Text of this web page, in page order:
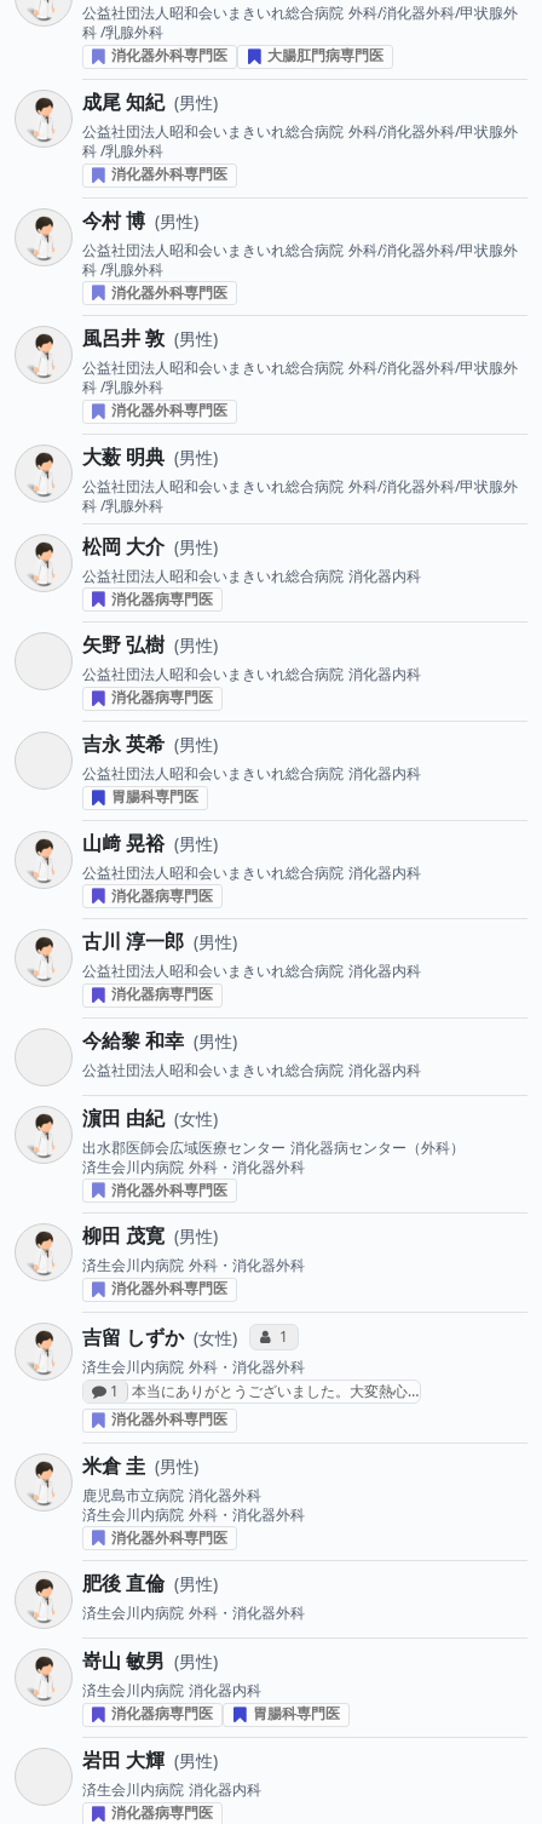
公益社団法人昭和会いまきいれ総合病院 外科/消化器外科/甲状腺外
科 /乳腺外科
消化器外科専門医
大腸肛門病専門医
成尾 知紀 男性
公益社団法人昭和会いまきいれ総合病院 外科/消化器外科/甲状腺外
科 /乳腺外科
消化器外科専門医
今村 博 男性
公益社団法人昭和会いまきいれ総合病院 外科/消化器外科/甲状腺外
科 /乳腺外科
消化器外科専門医
風呂井 敦 男性
公益社団法人昭和会いまきいれ総合病院 外科/消化器外科/甲状腺外
科 /乳腺外科
消化器外科専門医
大薮 明典 男性
公益社団法人昭和会いまきいれ総合病院 外科/消化器外科/甲状腺外
科 /乳腺外科
松岡 大介 男性
公益社団法人昭和会いまきいれ総合病院 消化器内科
消化器病専門医
矢野 弘樹 男性
公益社団法人昭和会いまきいれ総合病院 消化器内科
消化器病専門医
吉永 英希 男性
公益社団法人昭和会いまきいれ総合病院 消化器内科
胃腸科専門医
山﨑 晃裕 男性
公益社団法人昭和会いまきいれ総合病院 消化器内科
消化器病専門医
古川 淳一郎 男性
公益社団法人昭和会いまきいれ総合病院 消化器内科
消化器病専門医
今給黎 和幸 男性
公益社団法人昭和会いまきいれ総合病院 消化器内科
濵田 由紀 女性
出水郡医師会広域医療センター 消化器病センター（外科）
済生会川内病院 外科・消化器外科
消化器外科専門医
柳田 茂寛 男性
済生会川内病院 外科・消化器外科
消化器外科専門医
吉留 しずか 女性 コミュニケーション・タイプ投票数
1
済生会川内病院 外科・消化器外科
感想投稿数
1
本当にありがとうございました。大変熱心…
消化器外科専門医
米倉 圭 男性
鹿児島市立病院 消化器外科
済生会川内病院 外科・消化器外科
消化器外科専門医
肥後 直倫 男性
済生会川内病院 外科・消化器外科
嵜山 敏男 男性
済生会川内病院 消化器内科
消化器病専門医
胃腸科専門医
岩田 大輝 男性
済生会川内病院 消化器内科
消化器病専門医